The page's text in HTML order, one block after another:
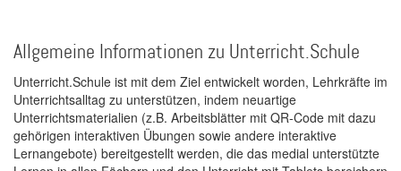
Allgemeine Informationen zu Unterricht.Schule
Unterricht.Schule ist mit dem Ziel entwickelt worden, Lehrkräfte im
Unterrichtsalltag zu unterstützen, indem neuartige
Unterrichtsmaterialien (z.B. Arbeitsblätter mit QR-Code mit dazu
gehörigen interaktiven Übungen sowie andere interaktive
Lernangebote) bereitgestellt werden, die das medial unterstützte